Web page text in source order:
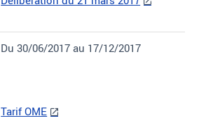
Du 30/06/2017 au 17/12/2017
Tarif OME